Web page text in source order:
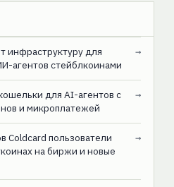
инфраструктуру для
агентов стейблкоинами
→
для AI-агентов с
и микроплатежей
→
Coldcard пользователи
на биржи и новые
→